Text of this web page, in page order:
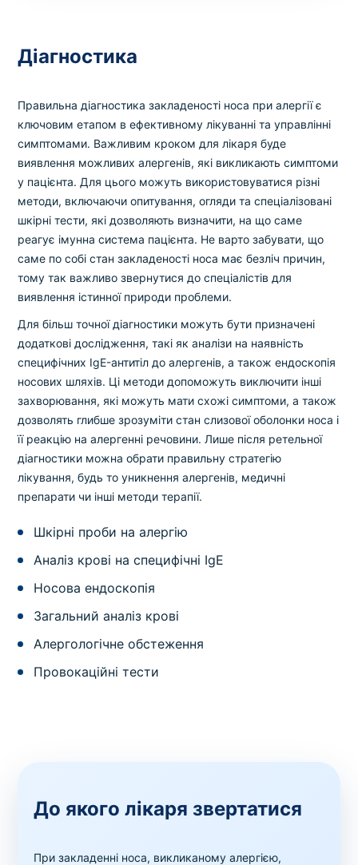
Діагностика
Правильна діагностика закладеності носа при алергії є
ключовим етапом в ефективному лікуванні та управлінні
симптомами. Важливим кроком для лікаря буде
виявлення можливих алергенів, які викликають симптоми
у пацієнта. Для цього можуть використовуватися різні
методи, включаючи опитування, огляди та спеціалізовані
шкірні тести, які дозволяють визначити, на що саме
реагує імунна система пацієнта. Не варто забувати, що
саме по собі стан закладеності носа має безліч причин,
тому так важливо звернутися до спеціалістів для
виявлення істинної природи проблеми.
Для більш точної діагностики можуть бути призначені
додаткові дослідження, такі як аналізи на наявність
специфічних IgE-антитіл до алергенів, а також ендоскопія
носових шляхів. Ці методи допоможуть виключити інші
захворювання, які можуть мати схожі симптоми, а також
дозволять глибше зрозуміти стан слизової оболонки носа і
її реакцію на алергенні речовини. Лише після ретельної
діагностики можна обрати правильну стратегію
лікування, будь то уникнення алергенів, медичні
препарати чи інші методи терапії.
Шкірні проби на алергію
Аналіз крові на специфічні IgE
Носова ендоскопія
Загальний аналіз крові
Алергологічне обстеження
Провокаційні тести
До якого лікаря звертатися
При закладенні носа, викликаному алергією,